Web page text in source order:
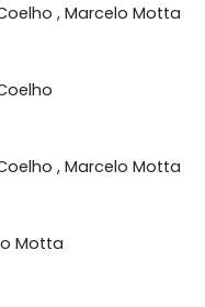
, Marcelo Motta
, Marcelo Motta
Motta